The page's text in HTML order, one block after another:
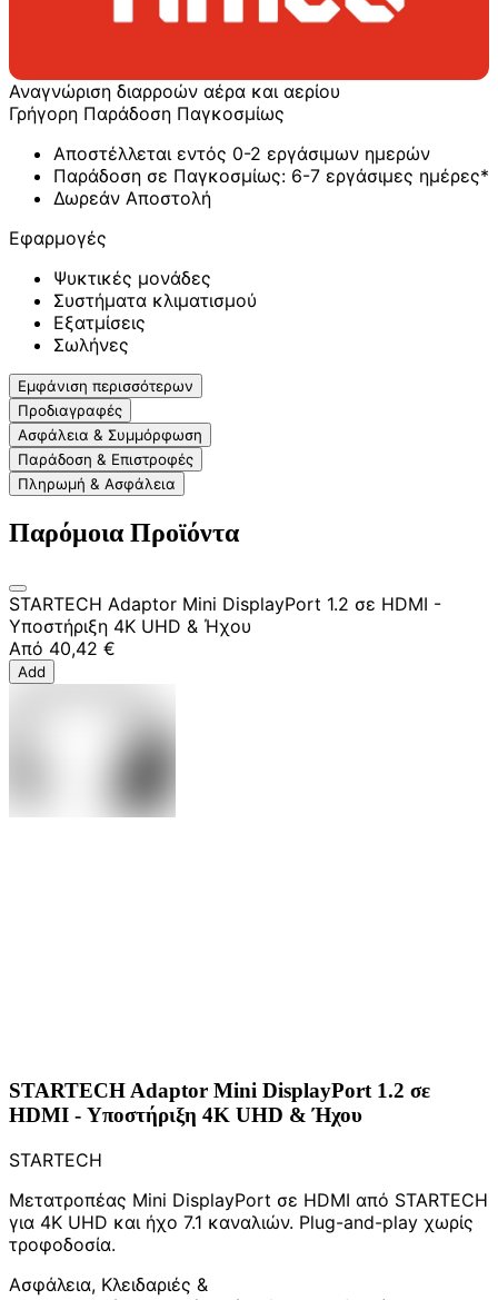
Αναγνώριση διαρροών αέρα και αερίου
Γρήγορη Παράδοση Παγκοσμίως
Αποστέλλεται εντός 0-2 εργάσιμων ημερών
Παράδοση σε Παγκοσμίως: 6-7 εργάσιμες ημέρες*
Δωρεάν Αποστολή
Εφαρμογές
Ψυκτικές μονάδες
Συστήματα κλιματισμού
Εξατμίσεις
Σωλήνες
Εμφάνιση περισσότερων
Προδιαγραφές
Ασφάλεια & Συμμόρφωση
Παράδοση & Επιστροφές
Πληρωμή & Ασφάλεια
Παρόμοια Προϊόντα
STARTECH Adaptor Mini DisplayPort 1.2 σε HDMI -
Υποστήριξη 4K UHD & Ήχου
Από 40,42 €
Add
STARTECH Adaptor Mini DisplayPort 1.2 σε
HDMI - Υποστήριξη 4K UHD & Ήχου
STARTECH
Μετατροπέας Mini DisplayPort σε HDMI από STARTECH
για 4K UHD και ήχο 7.1 καναλιών. Plug-and-play χωρίς
τροφοδοσία.
Ασφάλεια, Κλειδαριές &